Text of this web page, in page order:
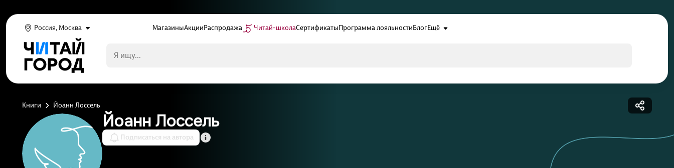
Россия, Москва МагазиныАкцииРаспродажа Читай-школаСертификатыПрограмма лояльностиБлогЕщё
Книги Йоанн Лоссель
Йоанн Лоссель
Подписаться на автора